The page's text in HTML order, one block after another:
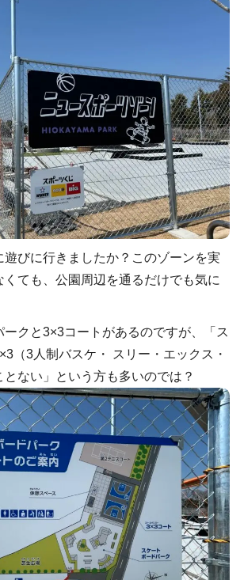
遊びに行きましたか？このゾーンを実
くても、公園周辺を通るだけでも気に
ークと3×3コートがあるのですが、「ス
（3人制バスケ・ スリー・エックス・
とない」という方も多いのでは？